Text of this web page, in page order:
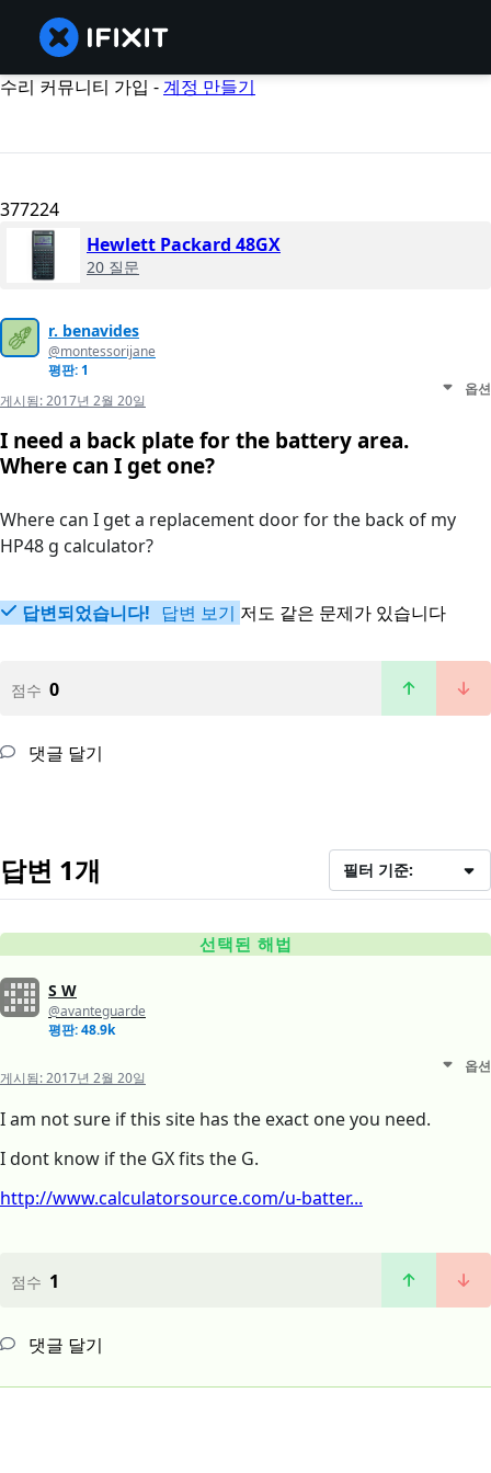
수리 커뮤니티 가입 -계정 만들기
377224
Hewlett Packard 48GX
20 질문
r. benavides
@montessorijane
평판: 1
게시됨:2017년 2월 20일
옵션
I need a back plate for the battery area.
Where can I get one?
Where can I get a replacement door for the back of my
HP48 g calculator?
답변되었습니다! 답변 보기 저도 같은 문제가 있습니다
점수 0
댓글 달기
답변 1개 필터 기준:
선택된 해법
S W
@avanteguarde
평판: 48.9k
게시됨:2017년 2월 20일
옵션
I am not sure if this site has the exact one you need.
I dont know if the GX fits the G.
http://www.calculatorsource.com/u-batter...
점수 1
댓글 달기